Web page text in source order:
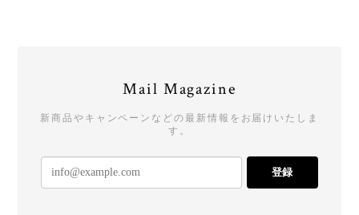
Mail Magazine
新商品やキャンペーンなどの最新情報をお届けいたしま
す。
登録